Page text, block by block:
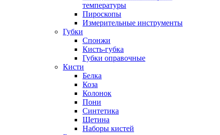
температуры
Пироскопы
Измерительные инструменты
Губки
Спонжи
Кисть-губка
Губки оправочные
Кисти
Белка
Коза
Колонок
Пони
Синтетика
Щетина
Наборы кистей